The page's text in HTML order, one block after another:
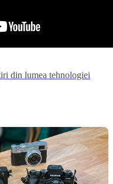
din lumea tehnologiei